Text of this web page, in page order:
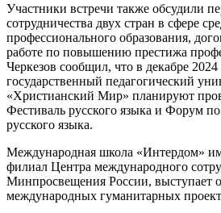
Участники встречи также обсудили
сотрудничества двух стран в сфере
профессионального образования,
работе по повышению престижа
Черкезов сообщил, что в декабре
государственный педагогический
«Христианский Мир» планируют
Фестиваль русского языка и Форум
русского языка.
Международная школа «Интердом»
филиал Центра международного
Минпросвещения России, выступает
международных гуманитарных